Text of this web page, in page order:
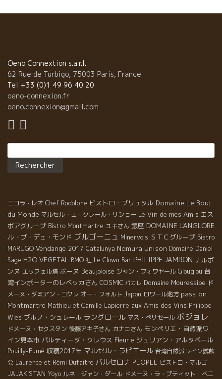
Oeno Connextion s.a.r.l.
62 Rue de Turbigo, 75003 Paris, France
Tel +33 (0)1 49 96 40 20
oeno-connexion.fr
oeno.connexion@gmail.com
ニコラ・レオ Chef Rodolphe ビストロ・ブリュタル Domaine Le Bout
du Monde マルセル・エ・クレール・リショー Le Vin de mes Amis エス
ポアグループ Bistro Montmartre ユキさん 銀座 DOMAINE L'ANGLORE
ル・ブ・デュ・モンド ブルゴーニュ Minervois ＳＴＣグループ Bistro
MARUGO Vendange 2017 Catalunya Nomura Unison Domaine Daniel
Sage H2O VEGETAL BMO 社 Le Clown Bar PHILIPPE JAMBON ナルボ
ンヌ エッフェル塔 ボーヌ Beaujoloise ジャン・フォワヤール Glouglou 台
湾インポーターのレベッカさん COSMIC パカレ Domaine Mouressipe ド
メーヌ・ダミアン・コクレ オー・フォルト Japon ロワール地方 passion
Montmartre Mathieu et Camille Lapierre aux Amis des Vins Philippe
Wies ブルノ・シュレール ラングロール マス・ぺリセール ボジョレ
ドメーヌ・セクスタン 後藤アキ子さん カナコさん モンペリエ・自然派ワ
イン見本市 パルティーダ・クレウス Fleurie ジュリアン・アルタベール
Pouilly-Fumé 収穫2017年 マルセル・ラピエール 台湾自然派ワイン試飲
会 Laurence et Rémi Dufaitre バルセロナ PEOPLE ビストロ・マルゴ
JAJAKISTAN Yoyo ルネ・ジャン・ダール ドメーヌ・ラ・プティット・べニ